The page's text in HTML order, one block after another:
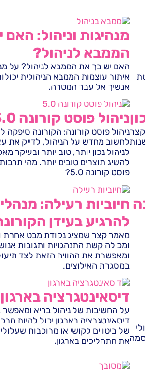
מנהיגות וניהול:
הממבא לניהול?
האם יש בך את הממבא לניהול? על
איתור עוצמות הממבא הניהולית
אנשיך אל עבר המטרה.
ניהול פוסט קורונה 5.0
ניהול פוסט קורונה: הקורונה סיפקה
לחשוב מחדש על הניהול, לדייק את
לניהול נכון יותר, טוב יותר ובעיקר
להשיג תוצרים טובים יותר. מהי
פוסט קורונה 5.0?
חיוביות רעילה:
להרגיע בעידן
מאמר קצר שמציג נקודת מבט אחרת
ומכילה קשת התנהגויות ותגובות
ומאפשרת את ההוויה הזאת לצד
במסגרת האילוצים.
דיסאינטגרציה בארגון
על החשיבות של ניהול בריא
דיסאינטגרציה בארגון יכול להיות
של ביטויים לקושי או מרוכבות
את התהליכים בארגון.